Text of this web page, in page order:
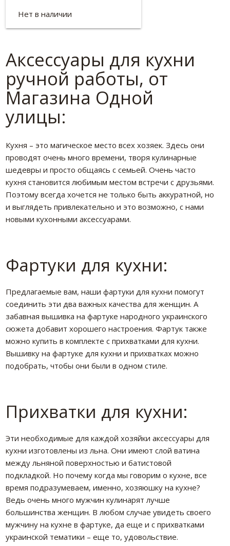
Размер: 25*17см
Нет в наличии
Аксессуары для кухни
ручной работы, от
Магазина Одной
улицы:
Кухня – это магическое место всех хозяек. Здесь они
проводят очень много времени, творя кулинарные
шедевры и просто общаясь с семьей. Очень часто
кухня становится любимым местом встречи с друзьями.
Поэтому всегда хочется не только быть аккуратной, но
и выглядеть привлекательно и это возможно, с нами
новыми кухонными аксессуарами.
Фартуки для кухни:
Предлагаемые вам, наши фартуки для кухни помогут
соединить эти два важных качества для женщин. А
забавная вышивка на фартуке народного украинского
сюжета добавит хорошего настроения. Фартук также
можно купить в комплекте с прихватками для кухни.
Вышивку на фартуке для кухни и прихватках можно
подобрать, чтобы они были в одном стиле.
Прихватки для кухни:
Эти необходимые для каждой хозяйки аксессуары для
кухни изготовлены из льна. Они имеют слой ватина
между льняной поверхностью и батистовой
подкладкой. Но почему когда мы говорим о кухне, все
время подразумеваем, именно, хозяюшку на кухне?
Ведь очень много мужчин кулинарят лучше
большинства женщин. В любом случае увидеть своего
мужчину на кухне в фартуке, да еще и с прихватками
украинской тематики – еще то, удовольствие.